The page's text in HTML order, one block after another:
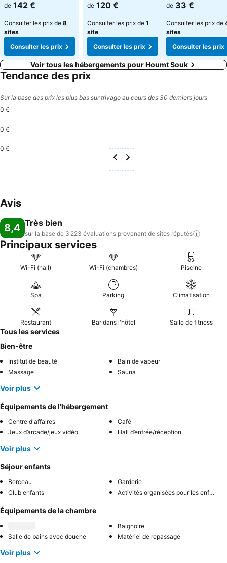
de 142 €
Consulter les prix de 8
sites
Consulter les prix
de 120 €
Consulter les prix de 1
site
Consulter les prix
de 33 €
Consulter les prix de
sites
Consulter les prix
Voir tous les hébergements pour Houmt Souk
Tendance des prix
Sur la base des prix les plus bas sur trivago au cours des 30 derniers jours
0 €
0 €
0 €
Avis
8,4 Très bien
sur la base de 3 223 évaluations provenant de sites réputés
Principaux services
Wi-Fi (hall) Wi-Fi (chambres) Piscine
Spa Parking Climatisation
Restaurant Bar dans l'hôtel Salle de fitness
Tous les services
Bien-être
Institut de beauté
Bain de vapeur
Massage
Sauna
Voir plus
Équipements de l’hébergement
Centre d'affaires
Café
Jeux d’arcade/jeux vidéo
Hall d’entrée/réception
Voir plus
Séjour enfants
Berceau
Garderie
Club enfants
Activités organisées pour les enfants
Équipements de la chambre
Baignoire
Salle de bains avec douche
Matériel de repassage
Voir plus